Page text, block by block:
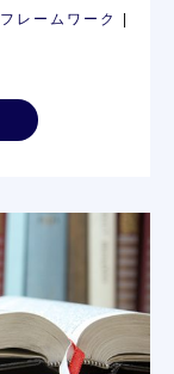
フレームワーク